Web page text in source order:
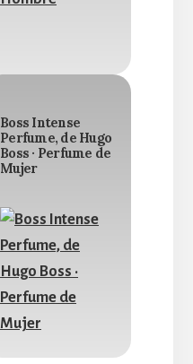
Boss Intense
Perfume, de Hugo
Boss · Perfume de
Mujer